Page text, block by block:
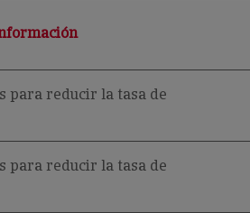
para reducir la tasa de
para reducir la tasa de